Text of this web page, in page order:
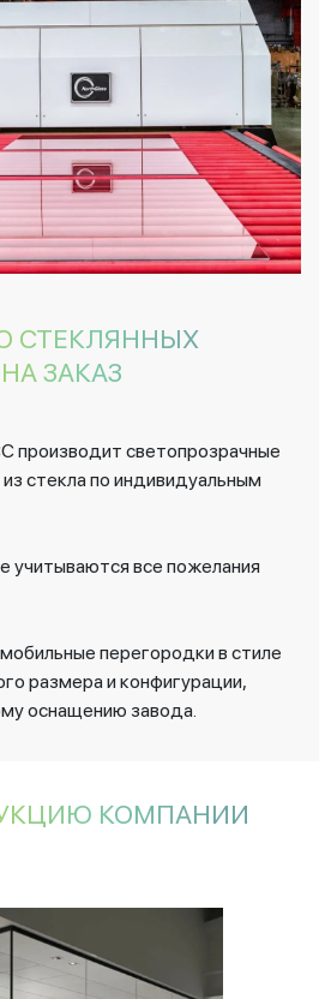
СТЕКЛЯННЫХ
ЗАКАЗ
светопрозрачные
стекла по индивидуальным
учитываются все пожелания
перегородки в стиле
размера и конфигурации,
оснащению завода.
КОМПАНИИ